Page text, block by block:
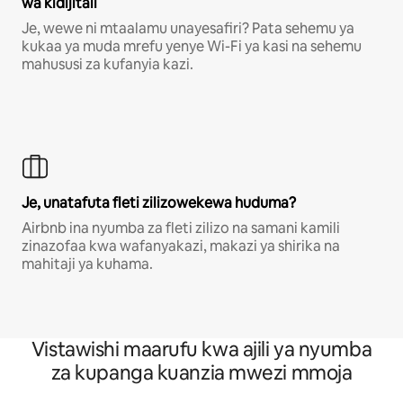
Je, wewe ni mtaalamu unayesafiri? Pata sehemu ya
kukaa ya muda mrefu yenye Wi-Fi ya kasi na sehemu
mahususi za kufanyia kazi.
Je, unatafuta fleti zilizowekewa huduma?
Airbnb ina nyumba za fleti zilizo na samani kamili
zinazofaa kwa wafanyakazi, makazi ya shirika na
mahitaji ya kuhama.
Vistawishi maarufu kwa ajili ya nyumba
za kupanga kuanzia mwezi mmoja